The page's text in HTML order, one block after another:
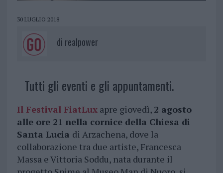
30 LUGLIO 2018
di realpower
Tutti gli eventi e gli appuntamenti.
Il Festival FiatLuxapre giovedì, 2 agosto
alle ore 21 nella cornice della Chiesa di
Santa Lucia di Arzachena, dove la
collaborazione tra due artiste, Francesca
Massa e Vittoria Soddu, nata durante il